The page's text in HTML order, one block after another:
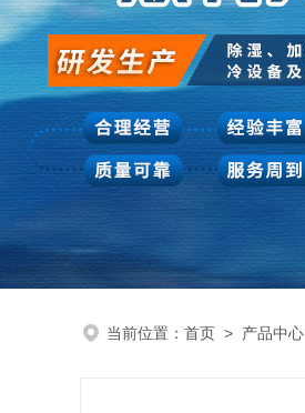
当前位置： 首页 > 产品中心